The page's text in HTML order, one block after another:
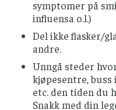
Snakk med din
bruk av
eksempel
probiotika.
Det bør utøves
urtebaserte
KRYDDER
symptomer på
influensa o.l.)
Del ikke flasker/
andre.
Unngå steder
kjøpesentre,
etc. den tiden du
Snakk med din